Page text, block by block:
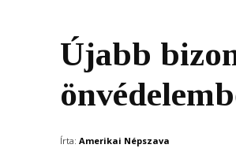
Újabb
Írta: Amerikai Népszava